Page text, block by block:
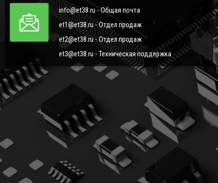
info@et38.ru - Общая почта
et1@et38.ru - Отдел продаж
et2@et38.ru - Отдел продаж
et3@et38.ru - Техническая поддержка